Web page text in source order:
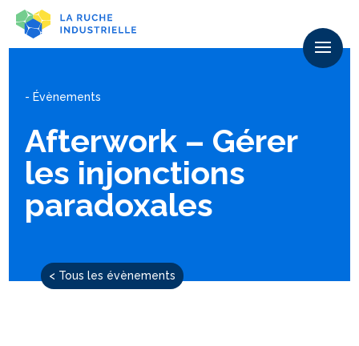
- Évènements
Afterwork – Gérer
les injonctions
paradoxales
< Tous les évènements